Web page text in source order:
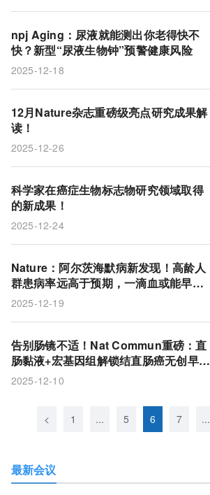
npj Aging：尿液就能测出你老得快不
快？新型“尿液生物钟”预警健康风险
2025-12-18
12月Nature杂志重磅级亮点研究成果解
读！
2025-12-26
科学家在癌症生物标志物研究领域取得
的新成果！
2025-12-24
Nature：阿尔茨海默病新发现！高龄人
群患病率远高于预期，一滴血或能早预
警
2025-12-19
告别肠镜不适！Nat Commun重磅：直
肠黏液+宏基因组解锁结直肠癌无创早筛
新范式
2025-12-10
< 1 ... 5 6 7 ...
最新会议